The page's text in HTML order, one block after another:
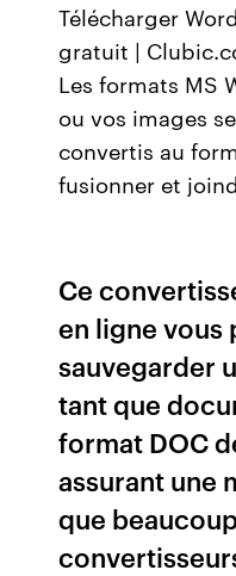
Télécharger
gratuit |
Les formats MS
ou vos images
convertis au
fusionner et
Ce
en ligne vous
sauvegarder
tant que
format DOC
assurant une
que